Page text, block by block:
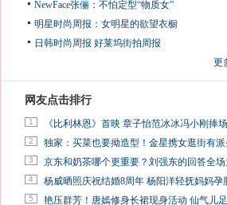
NewFace张俪：不怕定型“物质女”
明星时尚周报：女明星的欲望衣橱
日韩时尚周报 好莱坞街拍周报
更
网友点击排行
1 《比利林恩》首映 章子怡范冰冰冯小刚捧
2 独家：买菜也要拗造型！金星携女逛街有
3 京东和奶茶哪个更重要？刘强东的回答全场
4 杨威晒照庆祝结婚8周年 杨阳洋轻抚妈妈孕
5 艳压群芳！唐嫣修身长裙现身活动 仙气儿足